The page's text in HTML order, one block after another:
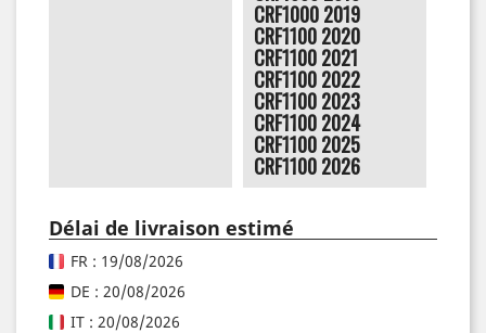
CRF1000 2019
CRF1100 2020
CRF1100 2021
CRF1100 2022
CRF1100 2023
CRF1100 2024
CRF1100 2025
CRF1100 2026
Délai de livraison estimé
FR : 19/08/2026
DE : 20/08/2026
IT : 20/08/2026